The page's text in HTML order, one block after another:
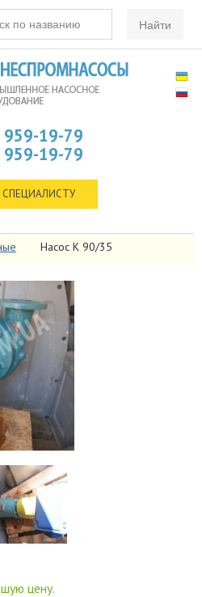
959-19-79
959-19-79
СПЕЦИАЛИСТУ
Насос К 90/35
цену.